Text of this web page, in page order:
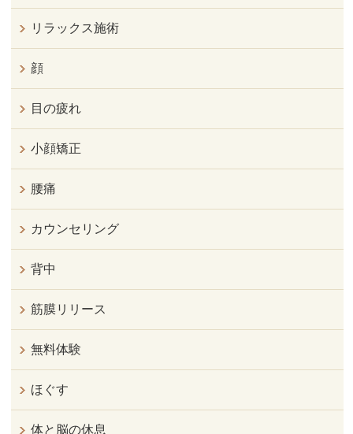
リラックス施術
顔
目の疲れ
小顔矯正
腰痛
カウンセリング
背中
筋膜リリース
無料体験
ほぐす
体と脳の休息